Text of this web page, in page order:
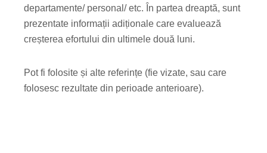
departamente/ personal/ etc. În partea dreaptă, sunt
prezentate informații adiționale care evaluează
creșterea efortului din ultimele două luni.
Pot fi folosite și alte referințe (fie vizate, sau care
folosesc rezultate din perioade anterioare).